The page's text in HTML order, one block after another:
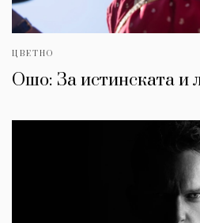
ЦВЕТНО
Ошо: За истинската и